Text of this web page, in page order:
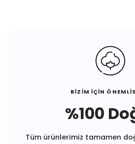
BİZİM İÇİN
%100
Tüm ürünlerimiz tamamen